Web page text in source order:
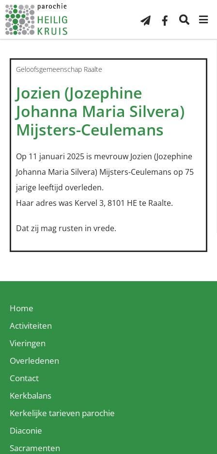
Geloofsgemeenschap Raalte
Jozien (Jozephine
Johanna Maria Silvera)
Mijsters-Ceulemans
Op 11 januari 2025 is mevrouw Jozien (Jozephine
Johanna Maria Silvera) Mijsters-Ceulemans op 75
jarige leeftijd overleden.
Haar adres was Kervel 3, 8101 HE te Raalte.
Dat zij mag rusten in vrede.
Home
Activiteiten
Vieringen
Overledenen
Contact
Kerkbalans
Kerkelijke tarieven parochie
Diaconie
Sacramenten